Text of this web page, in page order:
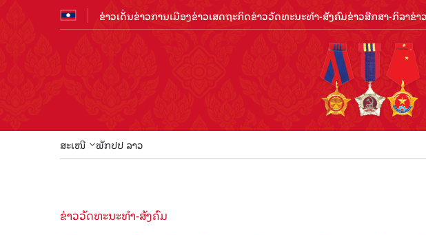
ຂ່າວເດັ່ນຂ່າວການເມືອງຂ່າວເສດຖະກິດຂ່າວວັດທະນະທຳ-ສັງຄົມຂ່າວສືກສາ-ກິລາຂ່າ
ສະເໜີ ພັກປປ ລາວ
ຂ່າວວັດທະນະທຳ-ສັງຄົມ